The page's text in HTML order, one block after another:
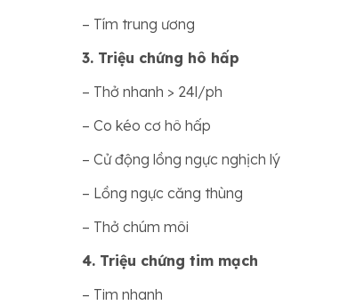
– Tím trung ương
3. Triệu chứng hô hấp
– Thở nhanh > 24l/ph
– Co kéo cơ hô hấp
– Cử động lồng ngực nghịch lý
– Lồng ngực căng thùng
– Thở chúm môi
4. Triệu chứng tim mạch
– Tim nhanh